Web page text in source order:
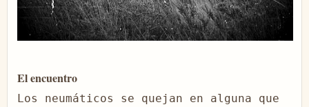
El encuentro
Los neumáticos se quejan en alguna que